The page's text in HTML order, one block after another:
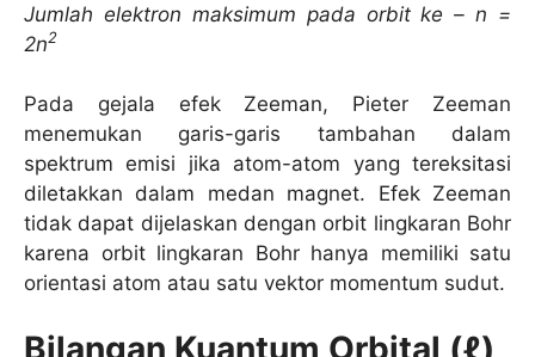
Jumlah elektron maksimum pada orbit ke – n =
2n2
Pada gejala efek Zeeman, Pieter Zeeman
menemukan garis-garis tambahan dalam
spektrum emisi jika atom-atom yang tereksitasi
diletakkan dalam medan magnet. Efek Zeeman
tidak dapat dijelaskan dengan orbit lingkaran Bohr
karena orbit lingkaran Bohr hanya memiliki satu
orientasi atom atau satu vektor momentum sudut.
Bilangan Kuantum Orbital (ℓ)